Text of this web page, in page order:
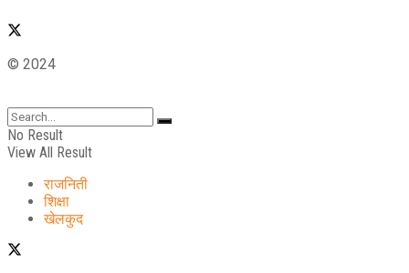
© 2024
No Result
View All Result
राजनिती
शिक्षा
खेलकुद